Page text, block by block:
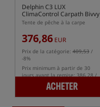
Delphin C3 LUX
ClimaControl Carpath Bivvy
Tente de pêche à la carpe
376,86 EUR
Prix de la catégorie: 409,53 /
-8%
Prix minimum à partir de 30
jours avant la remise: 386.28 /
ACHETER